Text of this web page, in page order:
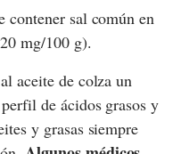
contener sal común en
mg/100 g).
aceite de colza un
de ácidos grasos y
y grasas siempre